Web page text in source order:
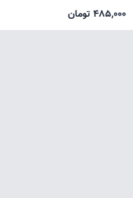
485,000 تومان